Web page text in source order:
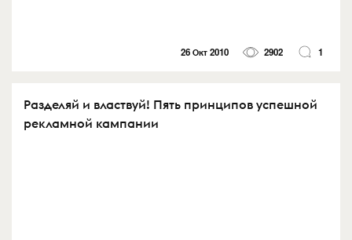
26 Окт 2010 2902 1
Разделяй и властвуй! Пять принципов успешной
рекламной кампании